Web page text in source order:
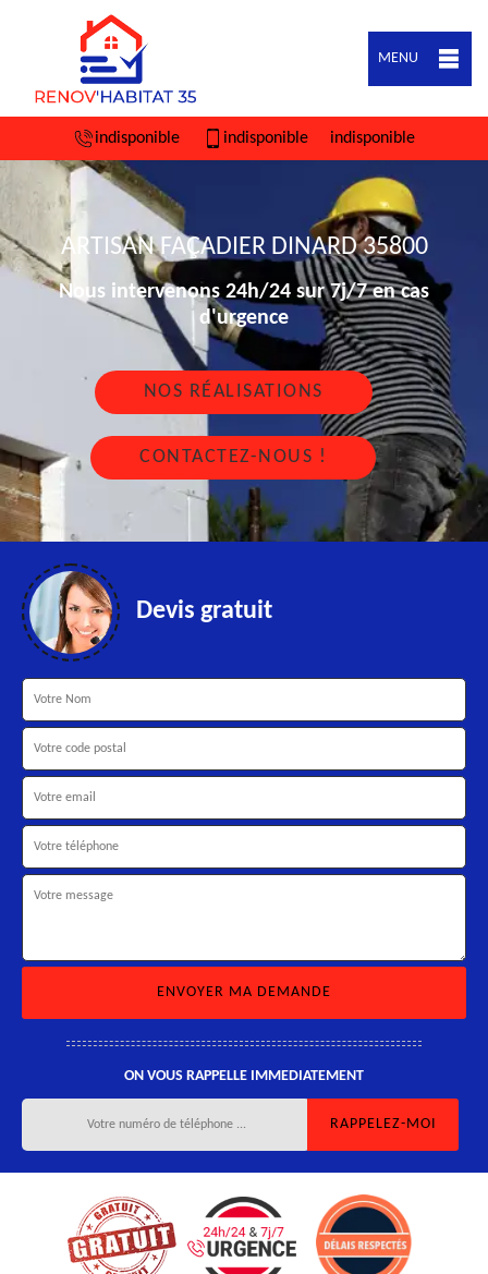
MENU
indisponible indisponible indisponible
ARTISAN FAÇADIER DINARD 35800
Nous intervenons 24h/24 sur 7j/7 en cas
d'urgence
NOS RÉALISATIONS
CONTACTEZ-NOUS !
Devis gratuit
ON VOUS RAPPELLE IMMEDIATEMENT